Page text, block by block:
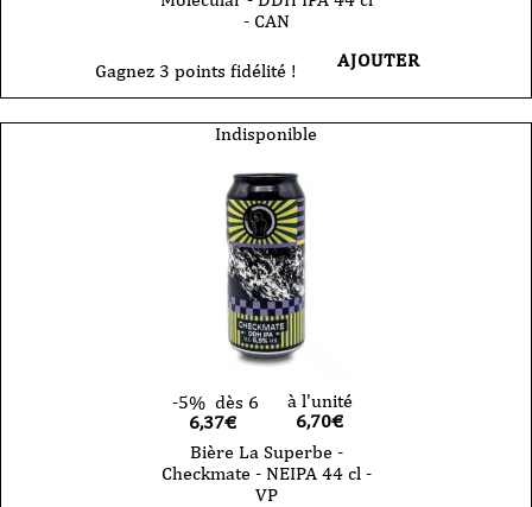
- CAN
Gagnez 3 points fidélité ! AJOUTER
Indisponible
-5% dès 6
6,37€
à l'unité
6,70€
Bière La Superbe -
Checkmate - NEIPA 44 cl -
VP